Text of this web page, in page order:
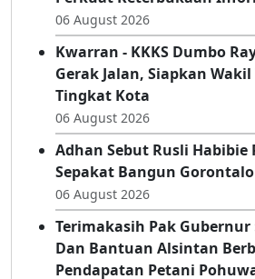
Rektor UNG Apresiasi
Komisioner KI Pusat
Perkuat Keterbukaan
06 August 2026
Kwarran - KKKS Dumbo
Gerak Jalan, Siapkan Wakil
Tingkat Kota
06 August 2026
Adhan Sebut Rusli Habibie
Sepakat Bangun
06 August 2026